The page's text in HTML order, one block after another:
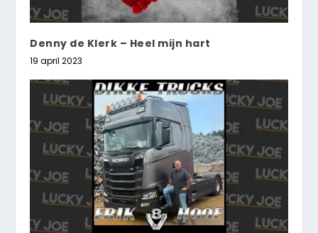
Denny de Klerk – Heel mijn hart
19 april 2023